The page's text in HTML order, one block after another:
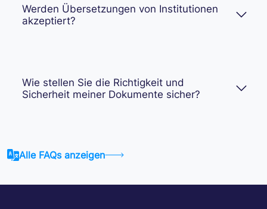
Werden Übersetzungen von Institutionen
akzeptiert?
Wie stellen Sie die Richtigkeit und
Sicherheit meiner Dokumente sicher?
Alle FAQs anzeigen